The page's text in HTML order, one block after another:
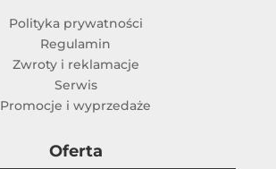
Polityka prywatności
Regulamin
Zwroty i reklamacje
Serwis
Promocje i wyprzedaże
Oferta